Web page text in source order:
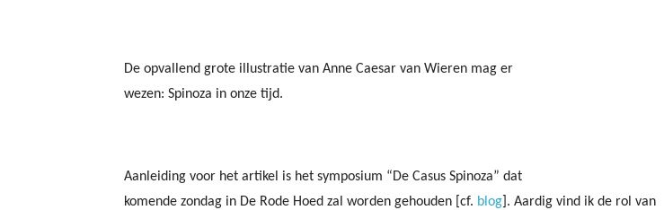
De opvallend grote illustratie van Anne Caesar van Wieren mag er
wezen: Spinoza in onze tijd.
Aanleiding voor het artikel is het symposium “De Casus Spinoza” dat
komende zondag in De Rode Hoed zal worden gehouden [cf. blog ]. Aardig vind ik de rol van